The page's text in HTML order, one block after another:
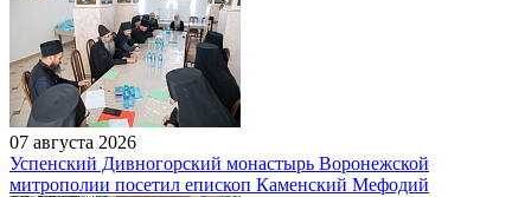
07 августа 2026
Успенский Дивногорский монастырь Воронежской
митрополии посетил епископ Каменский Мефодий